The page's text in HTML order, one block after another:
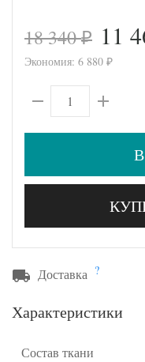
18 340₽ 11
Экономия: 6 880 ₽
Доставка ?
Характеристики
Состав ткани